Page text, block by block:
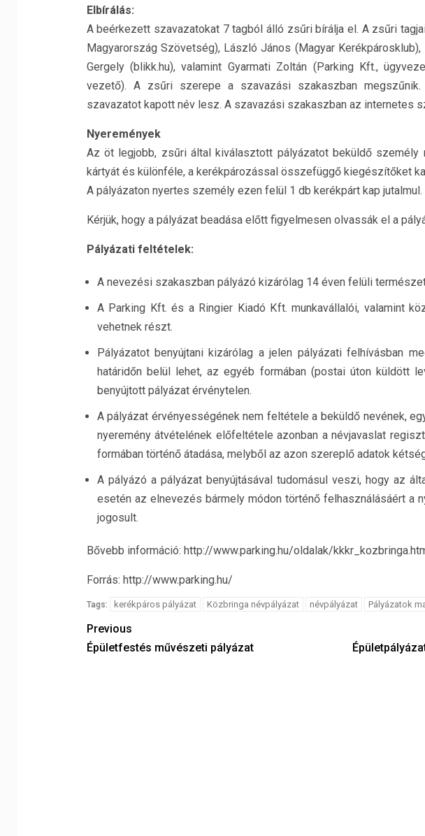
Elbírálás:
A beérkezett szavazatokat 7 tagból álló zsűri bírálja el. A zsűri
Magyarország Szövetség), László János (Magyar
Gergely (blikk.hu), valamint Gyarmati Zoltán (Parking Kft.,
vezető). A zsűri szerepe a szavazási szakaszban
szavazatot kapott név lesz. A szavazási szakaszban az internetes
Nyeremények
Az öt legjobb, zsűri által kiválasztott pályázatot beküldő személy
kártyát és különféle, a kerékpározással összefüggő kiegészítőket
A pályázaton nyertes személy ezen felül 1 db kerékpárt kap jutalmul.
Kérjük, hogy a pályázat beadása előtt figyelmesen olvassák el a
Pályázati feltételek:
A nevezési szakaszban pályázó kizárólag 14 éven felüli
A Parking Kft. és a Ringier Kiadó Kft. munkavállalói, valamint
vehetnek részt.
Pályázatot benyújtani kizárólag a jelen pályázati felhívásban
határidőn belül lehet, az egyéb formában (postai úton küldött
benyújtott pályázat érvénytelen.
A pályázat érvényességének nem feltétele a beküldő nevének,
nyeremény átvételének előfeltétele azonban a névjavaslat
formában történő átadása, melyből az azon szereplő adatok
A pályázó a pályázat benyújtásával tudomásul veszi, hogy az
esetén az elnevezés bármely módon történő felhasználásáért a
jogosult.
Bővebb információ: http://www.parking.hu/oldalak/
Forrás: http://www.parking.hu/
Tags: kerékpáros pályázat Közbringa névpályázat névpályázat Pályázatok
Previous
Épületfestés művészeti pályázat